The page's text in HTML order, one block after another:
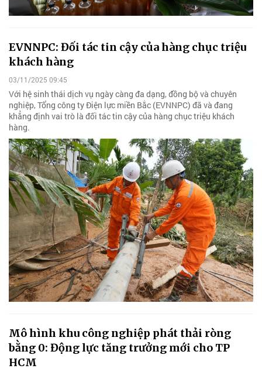
EVNNPC: Đối tác tin cậy của hàng chục triệu
khách hàng
03/11/2025 09:45
Với hệ sinh thái dịch vụ ngày càng đa dạng, đồng bộ và chuyên
nghiệp, Tổng công ty Điện lực miền Bắc (EVNNPC) đã và đang
khẳng định vai trò là đối tác tin cậy của hàng chục triệu khách
hàng.
Mô hình khu công nghiệp phát thải ròng
bằng 0: Động lực tăng trưởng mới cho TP
HCM